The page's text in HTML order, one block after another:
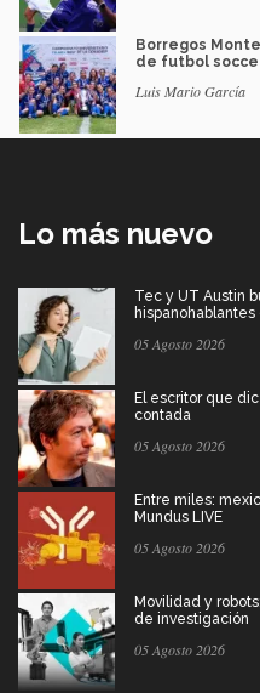
Borregos
de futbol
Luis Mario García
Lo más nuevo
Tec y UT Austin
hispanohablantes
05 Agosto 2026
El escritor que
contada
05 Agosto 2026
Entre miles:
Mundus LIVE
05 Agosto 2026
Movilidad y
de investigación
05 Agosto 2026